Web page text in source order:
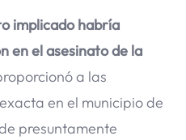
implicado habría
en el asesinato de la
a las
en el municipio de
presuntamente